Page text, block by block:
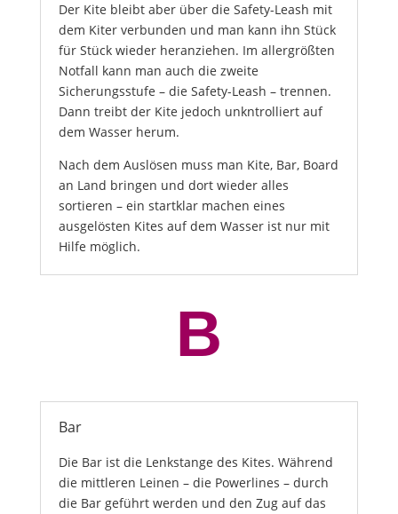
Der Kite bleibt aber über die Safety-Leash mit
dem Kiter verbunden und man kann ihn Stück
für Stück wieder heranziehen. Im allergrößten
Notfall kann man auch die zweite
Sicherungsstufe – die Safety-Leash – trennen.
Dann treibt der Kite jedoch unkntrolliert auf
dem Wasser herum.
Nach dem Auslösen muss man Kite, Bar, Board
an Land bringen und dort wieder alles
sortieren – ein startklar machen eines
ausgelösten Kites auf dem Wasser ist nur mit
Hilfe möglich.
B
Bar
Die Bar ist die Lenkstange des Kites. Während
die mittleren Leinen – die Powerlines – durch
die Bar geführt werden und den Zug auf das